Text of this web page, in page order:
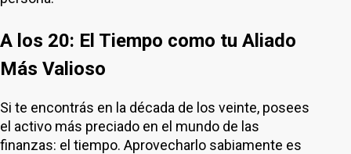
A los 20: El Tiempo como tu Aliado
Más Valioso
Si te encontrás en la década de los veinte, posees
el activo más preciado en el mundo de las
finanzas: el tiempo. Aprovecharlo sabiamente es